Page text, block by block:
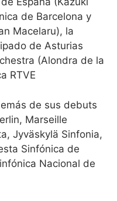
de Barcelona y
Macelaru), la
de Asturias
(Alondra de la
RTVE
de sus debuts
Marseille
Jyväskylä Sinfonia,
Sinfónica de
Nacional de